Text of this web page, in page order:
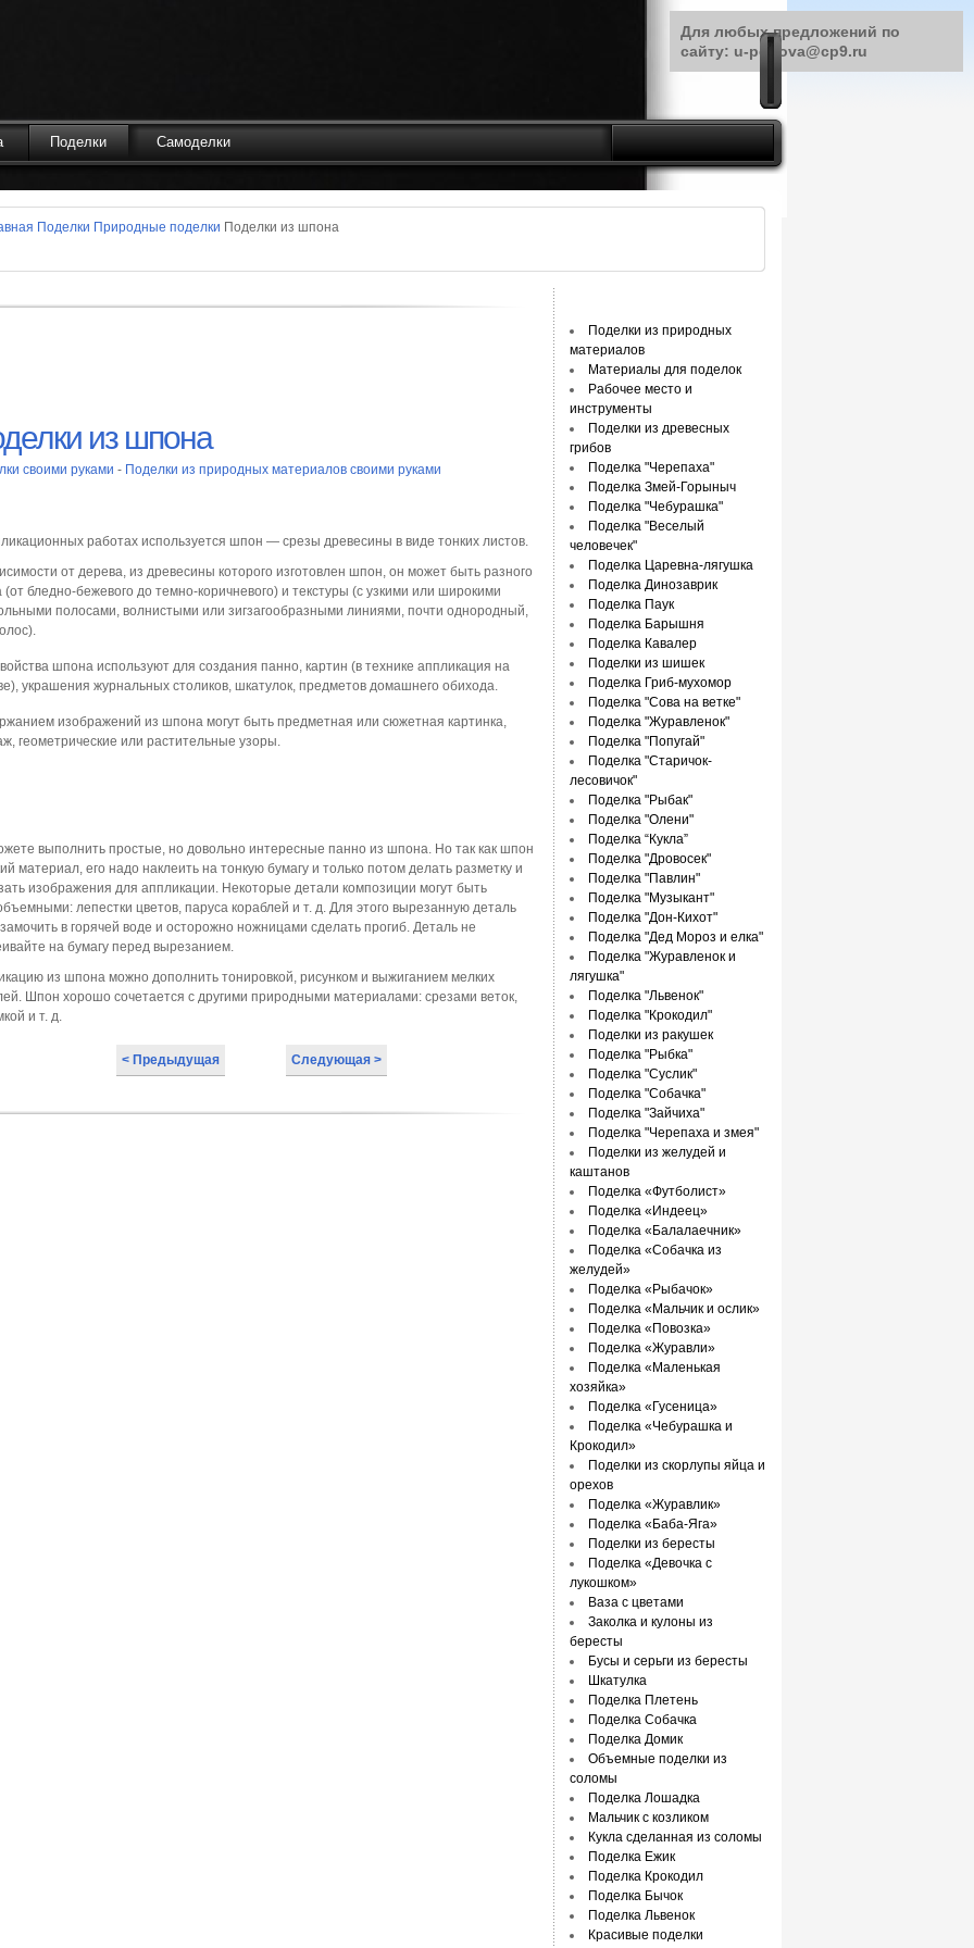
Поделки Самоделки
Поделки Природные поделки Поделки из шпона
Поделки из природных
материалов
Материалы для поделок
Рабочее место и
инструменты
Поделки из древесных
грибов
Поделка "Черепаха"
Поделка Змей-Горыныч
Поделка "Чебурашка"
Поделка "Веселый
человечек"
Поделка Царевна-лягушка
Поделка Динозаврик
Поделка Паук
Поделка Барышня
Поделка Кавалер
Поделки из шишек
Поделка Гриб-мухомор
Поделка "Сова на ветке"
Поделка "Журавленок"
Поделка "Попугай"
Поделка "Старичок-
лесовичок"
Поделка "Рыбак"
Поделка "Олени"
Поделка “Кукла”
Поделка "Дровосек"
Поделка "Павлин"
Поделка "Музыкант"
Поделка "Дон-Кихот"
Поделка "Дед Мороз и елка"
Поделка "Журавленок и
лягушка"
Поделка "Львенок"
Поделка "Крокодил"
Поделки из ракушек
Поделка "Рыбка"
Поделка "Суслик"
Поделка "Собачка"
Поделка "Зайчиха"
Поделка "Черепаха и змея"
Поделки из желудей и
каштанов
Поделка «Футболист»
Поделка «Индеец»
Поделка «Балалаечник»
Поделка «Собачка из
желудей»
Поделка «Рыбачок»
Поделка «Мальчик и ослик»
Поделка «Повозка»
Поделка «Журавли»
Поделка «Маленькая
хозяйка»
Поделка «Гусеница»
Поделка «Чебурашка и
Крокодил»
Поделки из скорлупы яйца и
орехов
Поделка «Журавлик»
Поделка «Баба-Яга»
Поделки из бересты
Поделка «Девочка с
лукошком»
Ваза с цветами
Заколка и кулоны из
бересты
Бусы и серьги из бересты
Шкатулка
Поделка Плетень
Поделка Собачка
Поделка Домик
Объемные поделки из
соломы
Поделка Лошадка
Мальчик с козликом
Кукла сделанная из соломы
Поделка Ежик
Поделка Крокодил
Поделка Бычок
Поделка Львенок
Красивые поделки
из шпона
своими руками - Поделки из природных материалов своими руками
работах используется шпон — срезы древесины в виде тонких листов.
от дерева, из древесины которого изготовлен шпон, он может быть разного
(от бледно-бежевого до темно-коричневого) и текстуры (с узкими или широкими
полосами, волнистыми или зигзагообразными линиями, почти однородный,
шпона используют для создания панно, картин (в технике аппликация на
украшения журнальных столиков, шкатулок, предметов домашнего обихода.
изображений из шпона могут быть предметная или сюжетная картинка,
геометрические или растительные узоры.
выполнить простые, но довольно интересные панно из шпона. Но так как шпон
материал, его надо наклеить на тонкую бумагу и только потом делать разметку и
изображения для аппликации. Некоторые детали композиции могут быть
лепестки цветов, паруса кораблей и т. д. Для этого вырезанную деталь
в горячей воде и осторожно ножницами сделать прогиб. Деталь не
на бумагу перед вырезанием.
из шпона можно дополнить тонировкой, рисунком и выжиганием мелких
Шпон хорошо сочетается с другими природными материалами: срезами веток,
и т. д.
< Предыдущая Следующая >
Для любых предложений по
сайту: u-petrova@cp9.ru